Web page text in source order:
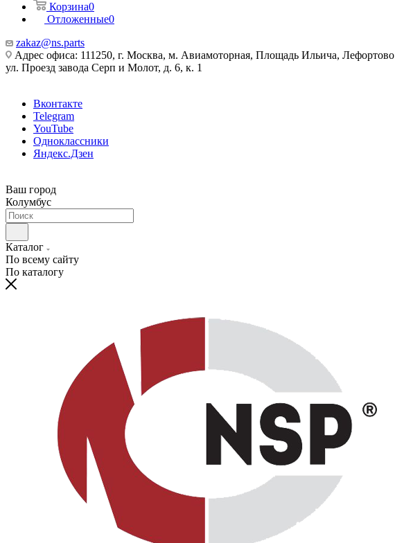
Корзина0
Отложенные0
zakaz@ns.parts
Адрес офиса: 111250, г. Москва, м. Авиамоторная, Площадь Ильича, Лефортово
ул. Проезд завода Серп и Молот, д. 6, к. 1
Вконтакте
Telegram
YouTube
Одноклассники
Яндекс.Дзен
Ваш город
Колумбус
Каталог
По всему сайту
По каталогу